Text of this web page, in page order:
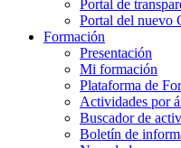
Portal de
Portal del nuevo
Formación
Presentación
Mi formación
Plataforma de
Actividades por
Buscador de
Boletín de